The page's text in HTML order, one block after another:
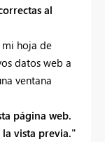
al
hoja de
datos web a
ventana
página web.
la vista previa."